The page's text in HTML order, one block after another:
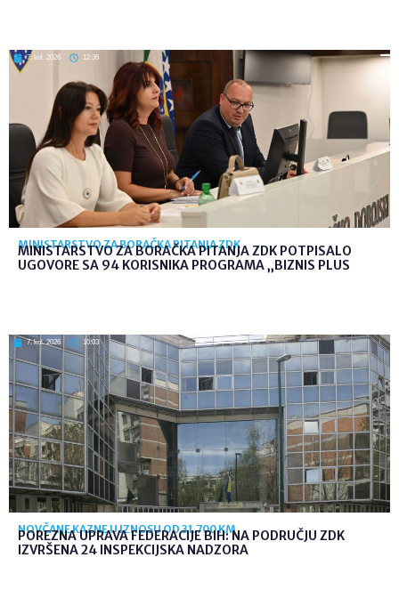
7. kol. 2026 12:36
MINISTARSTVO ZA BORAČKA PITANJA ZDK
MINISTARSTVO ZA BORAČKA PITANJA ZDK POTPISALO
UGOVORE SA 94 KORISNIKA PROGRAMA „BIZNIS PLUS
7. kol. 2026 10:03
NOVČANE KAZNE U IZNOSU OD 31.700 KM
POREZNA UPRAVA FEDERACIJE BIH: NA PODRUČJU ZDK
IZVRŠENA 24 INSPEKCIJSKA NADZORA